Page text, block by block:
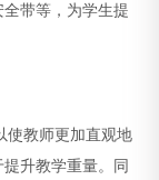
带等，为学生提
使教师更加直观地
升教学重量。同